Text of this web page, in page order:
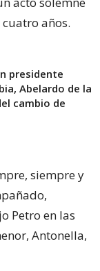
años.
presidente
Abelardo de la
cambio de
siempre y
Petro en las
Antonella,